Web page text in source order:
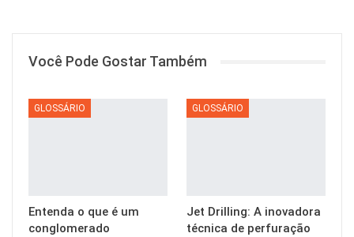
Você Pode Gostar Também
GLOSSÁRIO
Entenda o que é um
conglomerado
GLOSSÁRIO
Jet Drilling: A inovadora
técnica de perfuração